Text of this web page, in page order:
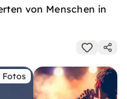
von Menschen in